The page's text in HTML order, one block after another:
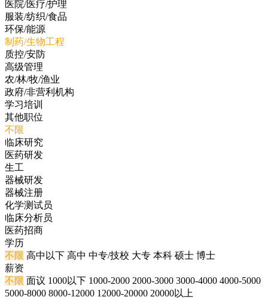
医院/医疗/护理
服装/纺织/食品
环保/能源
制药/生物工程
质控/安防
高级管理
农/林/牧/渔业
政府/非营利机构
学习培训
其他职位
不限
临床研究
医药研发
生工
器械研发
器械注册
化学测试员
临床分析员
医药招商
学历
不限 高中以下 高中 中专/技校 大专 本科 硕士 博士
薪资
不限 面议 1000以下 1000-2000 2000-3000 3000-4000 4000-5000
5000-8000 8000-12000 12000-20000 20000以上